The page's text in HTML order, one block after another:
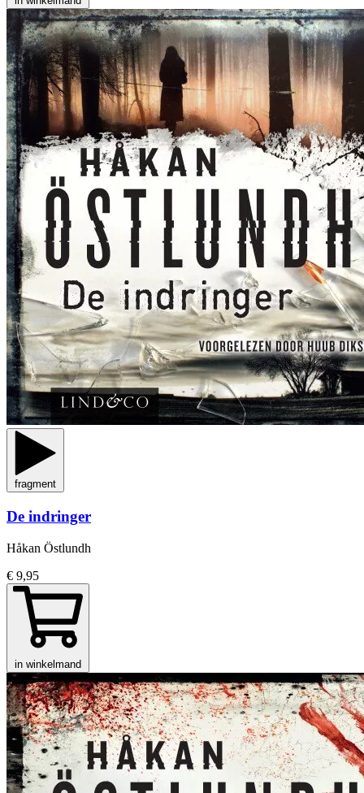
fragment
De indringer
Håkan Östlundh
€ 9,95
in winkelmand